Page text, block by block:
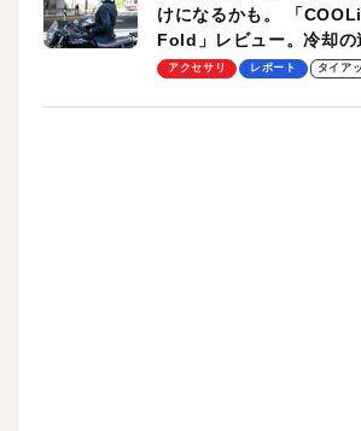
けになるかも。 「
Fold」レビュー。冷却の
却プレート、シンプルな
アクセサリ レポート タイア